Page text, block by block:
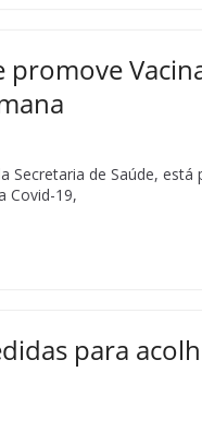
promove
Secretaria de Saúde,
Covid-19,
para